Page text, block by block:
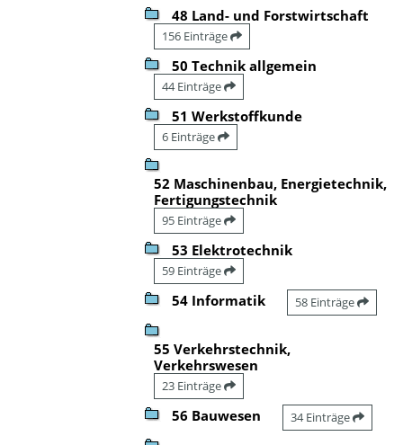
48 Land- und Forstwirtschaft
156 Einträge
50 Technik allgemein
44 Einträge
51 Werkstoffkunde
6 Einträge
52 Maschinenbau, Energietechnik,
Fertigungstechnik
95 Einträge
53 Elektrotechnik
59 Einträge
54 Informatik 58 Einträge
55 Verkehrstechnik,
Verkehrswesen
23 Einträge
56 Bauwesen 34 Einträge